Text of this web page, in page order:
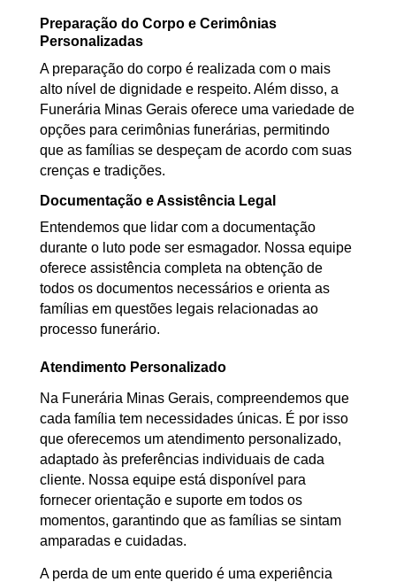
Preparação do Corpo e Cerimônias
Personalizadas
A preparação do corpo é realizada com o mais
alto nível de dignidade e respeito. Além disso, a
Funerária Minas Gerais oferece uma variedade de
opções para cerimônias funerárias, permitindo
que as famílias se despeçam de acordo com suas
crenças e tradições.
Documentação e Assistência Legal
Entendemos que lidar com a documentação
durante o luto pode ser esmagador. Nossa equipe
oferece assistência completa na obtenção de
todos os documentos necessários e orienta as
famílias em questões legais relacionadas ao
processo funerário.
Atendimento Personalizado
Na Funerária Minas Gerais, compreendemos que
cada família tem necessidades únicas. É por isso
que oferecemos um atendimento personalizado,
adaptado às preferências individuais de cada
cliente. Nossa equipe está disponível para
fornecer orientação e suporte em todos os
momentos, garantindo que as famílias se sintam
amparadas e cuidadas.
A perda de um ente querido é uma experiência